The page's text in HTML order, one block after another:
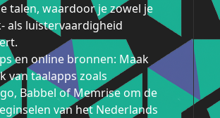
talen, waardoor je zowel je
als luistervaardigheid
en online bronnen: Maak
van taalapps zoals
Babbel of Memrise om de
van het Nederlands